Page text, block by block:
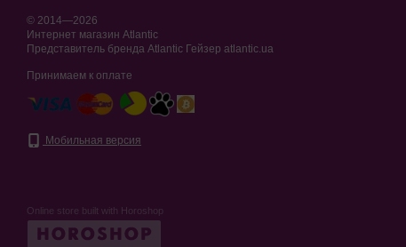
© 2014—2026
Интернет магазин Atlantic
Представитель бренда Atlantic Гейзер atlantic.ua
Принимаем к оплате
Мобильная версия
Online store built with Horoshop